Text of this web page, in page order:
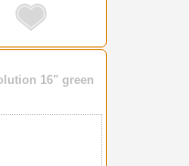
16" green